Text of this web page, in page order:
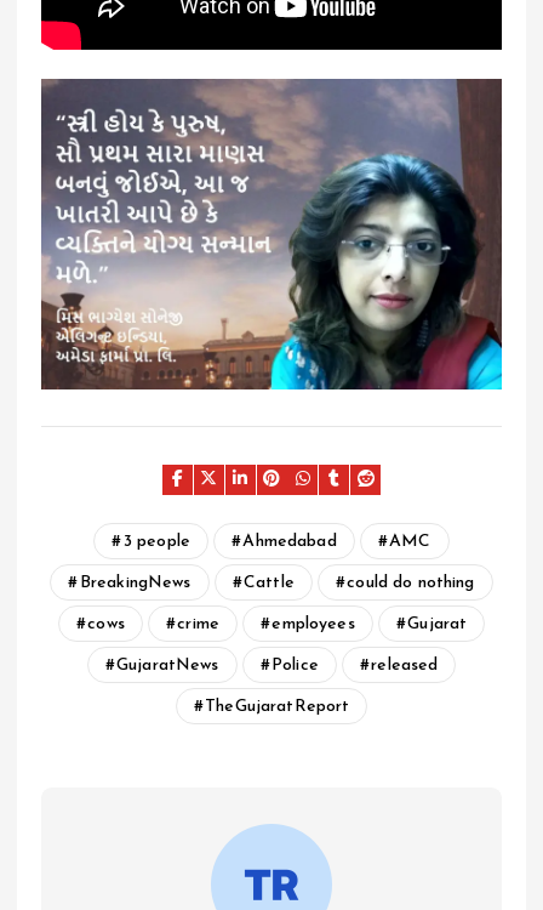
3 people Ahmedabad AMC
BreakingNews Cattle could do nothing
cows crime employees Gujarat
GujaratNews Police released
TheGujaratReport